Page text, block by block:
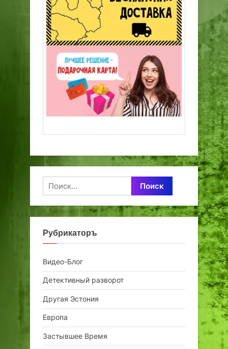
Найти:
Рубрикаторъ
Видео-Блог
Детективный разворот
Другая Эстония
Европа
Застывшее Время